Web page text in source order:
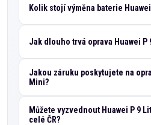
Kolik stojí výměna baterie
Jak dlouho trvá oprava Huawei P
Jakou záruku poskytujete na
Mini?
Můžete vyzvednout Huawei P 9
celé ČR?